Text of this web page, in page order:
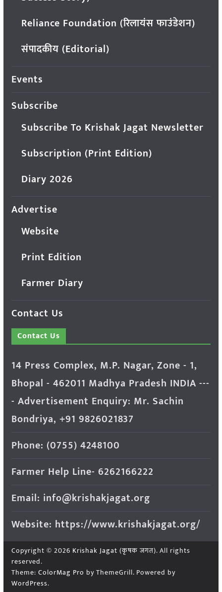
Reliance Foundation (रिलायंस फाउंडेशन)
संपादकीय (Editorial)
Events
Subscribe
Subscribe To Krishak Jagat Newsletter
Subscription (Print Edition)
Diary 2026
Advertise
Website
Print Edition
Farmer Diary
Contact Us
Contact Us
14 Press Complex, M.P. Nagar, Zone - 1,
Bhopal - 462011 Madhya Pradesh INDIA ---
- Advertisement Enquiry: Mr. Sachin
Bondriya, +91 9826021837
Phone: (0755) 4248100
Farmer Help Line- 6262166222
Email: info@krishakjagat.org
Website: https://www.krishakjagat.org/
Copyright © 2026 Krishak Jagat (कृषक जगत). All rights
reserved.
Theme: ColorMag Pro by ThemeGrill. Powered by
WordPress.